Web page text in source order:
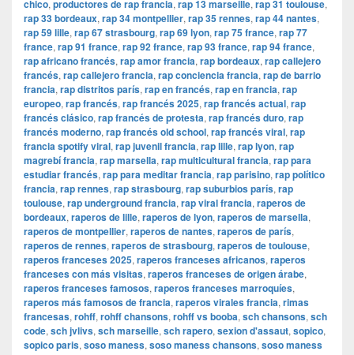
chico, productores de rap francia, rap 13 marseille, rap 31 toulouse,
rap 33 bordeaux, rap 34 montpellier, rap 35 rennes, rap 44 nantes,
rap 59 lille, rap 67 strasbourg, rap 69 lyon, rap 75 france, rap 77
france, rap 91 france, rap 92 france, rap 93 france, rap 94 france,
rap africano francés, rap amor francia, rap bordeaux, rap callejero
francés, rap callejero francia, rap conciencia francia, rap de barrio
francia, rap distritos parís, rap en francés, rap en francia, rap
europeo, rap francés, rap francés 2025, rap francés actual, rap
francés clásico, rap francés de protesta, rap francés duro, rap
francés moderno, rap francés old school, rap francés viral, rap
francia spotify viral, rap juvenil francia, rap lille, rap lyon, rap
magrebí francia, rap marsella, rap multicultural francia, rap para
estudiar francés, rap para meditar francia, rap parisino, rap político
francia, rap rennes, rap strasbourg, rap suburbios parís, rap
toulouse, rap underground francia, rap viral francia, raperos de
bordeaux, raperos de lille, raperos de lyon, raperos de marsella,
raperos de montpellier, raperos de nantes, raperos de parís,
raperos de rennes, raperos de strasbourg, raperos de toulouse,
raperos franceses 2025, raperos franceses africanos, raperos
franceses con más visitas, raperos franceses de origen árabe,
raperos franceses famosos, raperos franceses marroquíes,
raperos más famosos de francia, raperos virales francia, rimas
francesas, rohff, rohff chansons, rohff vs booba, sch chansons, sch
code, sch jvlivs, sch marseille, sch rapero, sexion d'assaut, sopico,
sopico paris, soso maness, soso maness chansons, soso maness